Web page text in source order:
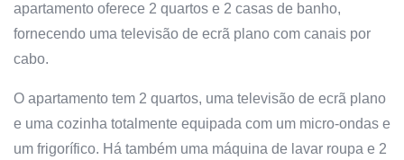
apartamento oferece 2 quartos e 2 casas de banho,
fornecendo uma televisão de ecrã plano com canais por
cabo.
O apartamento tem 2 quartos, uma televisão de ecrã plano
e uma cozinha totalmente equipada com um micro-ondas e
um frigorífico. Há também uma máquina de lavar roupa e 2